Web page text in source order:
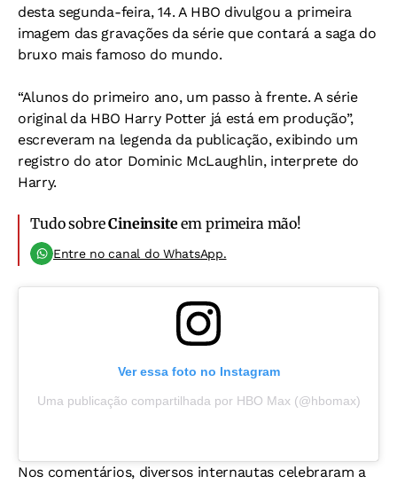
desta segunda-feira, 14. A HBO divulgou a primeira
imagem das gravações da série que contará a saga do
bruxo mais famoso do mundo.
“Alunos do primeiro ano, um passo à frente. A série
original da HBO Harry Potter já está em produção”,
escreveram na legenda da publicação, exibindo um
registro do ator Dominic McLaughlin, interprete do
Harry.
Tudo sobreCineinsiteem primeira mão!
Entre no canal do WhatsApp.
Ver essa foto no Instagram
Uma publicação compartilhada por HBO Max (@hbomax)
Nos comentários, diversos internautas celebraram a